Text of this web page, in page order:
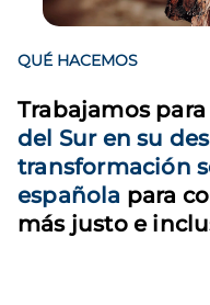
QUÉ HACEMOS
Trabajamos para
del Sur en su
transformación
española para
más justo e